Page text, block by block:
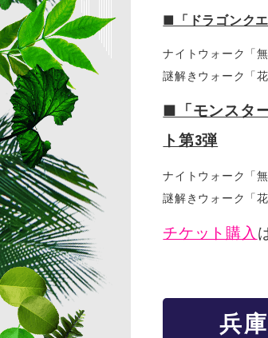
■「ドラゴンク
ナイトウォーク「
謎解きウォーク「
■「モンスタ
ト第3弾
ナイトウォーク「
謎解きウォーク「
チケット購入
兵